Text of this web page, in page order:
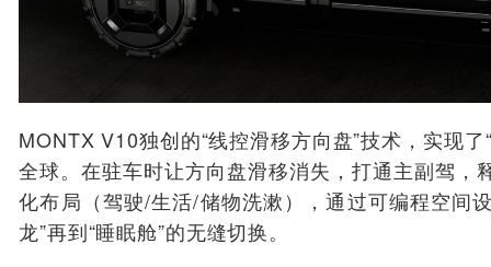
MONTX V10独创的“线控滑移方向盘”技术，实现
全球。在驻车时让方向盘滑移消失，打通主副驾，
化布局（驾驶/生活/储物洗漱），通过可编程空间
龙”再到“睡眠舱”的无缝切换。